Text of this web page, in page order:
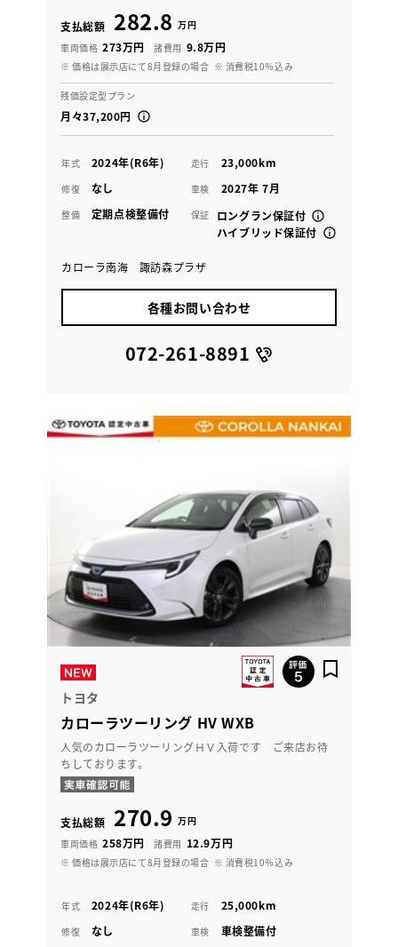
支払総額 282.8 万円
車両価格 273万円 諸費用 9.8万円
※ 価格は展示店にて8月登録の場合 ※ 消費税10％込み
残価設定型プラン
月々37,200円
年式 2024年(R6年) 走行 23,000km
修復 なし 車検 2027年 7月
整備 定期点検整備付 保証
ロングラン保証付
ハイブリッド保証付
カローラ南海 諏訪森プラザ
各種お問い合わせ
072-261-8891
トヨタ
カローラツーリング HV WXB
人気のカローラツーリングＨＶ入荷です ご来店お待
ちしております。
支払総額 270.9 万円
車両価格 258万円 諸費用 12.9万円
※ 価格は展示店にて8月登録の場合 ※ 消費税10％込み
年式 2024年(R6年) 走行 25,000km
修復 なし 車検 車検整備付